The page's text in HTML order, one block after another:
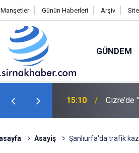
Manşetler Günün Haberleri Arşiv
GÜNDEM
15:10
Asayiş Şanlıurfa'da trafik